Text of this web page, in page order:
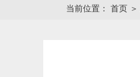
当前位置： 首页 ＞